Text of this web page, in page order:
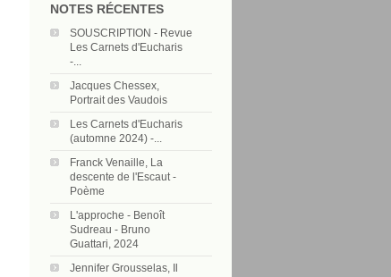
NOTES RÉCENTES
SOUSCRIPTION - Revue
Les Carnets d'Eucharis
-...
Jacques Chessex,
Portrait des Vaudois
Les Carnets d'Eucharis
(automne 2024) -...
Franck Venaille, La
descente de l'Escaut -
Poème
L'approche - Benoît
Sudreau - Bruno
Guattari, 2024
Jennifer Grousselas, Il